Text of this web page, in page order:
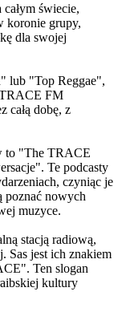
świecie,
koronie grupy,
dla swojej
lub "Top Reggae",
FM
całą dobę, z
to "The TRACE
Te podcasty
czyniąc je
poznać nowych
muzyce.
stacją radiową,
Sas jest ich znakiem
Ten slogan
kultury